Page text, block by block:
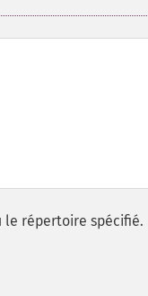
le répertoire spécifié.